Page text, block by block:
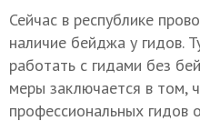
Сейчас в республике
наличие бейджа у гидов.
работать с гидами без
меры заключается в том,
профессиональных гидов